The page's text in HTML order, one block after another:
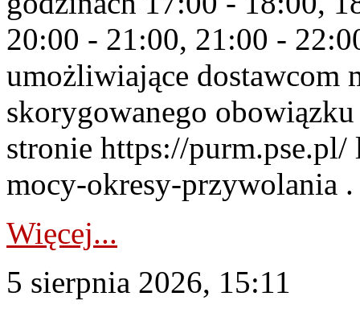
20:00 - 21:00, 21:00 -
umożliwiające dostawcom
skorygowanego
stronie https://
mocy-okresy-przywolania
Więcej...
5 sierpnia 2026, 15:11